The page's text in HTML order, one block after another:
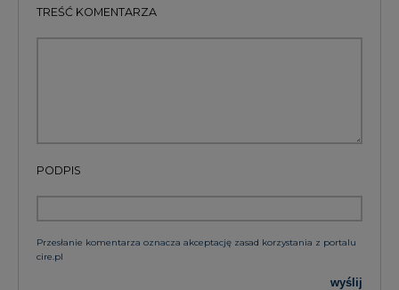
TREŚĆ KOMENTARZA
PODPIS
Przesłanie komentarza oznacza akceptację zasad korzystania z portalu
cire.pl
wyślij